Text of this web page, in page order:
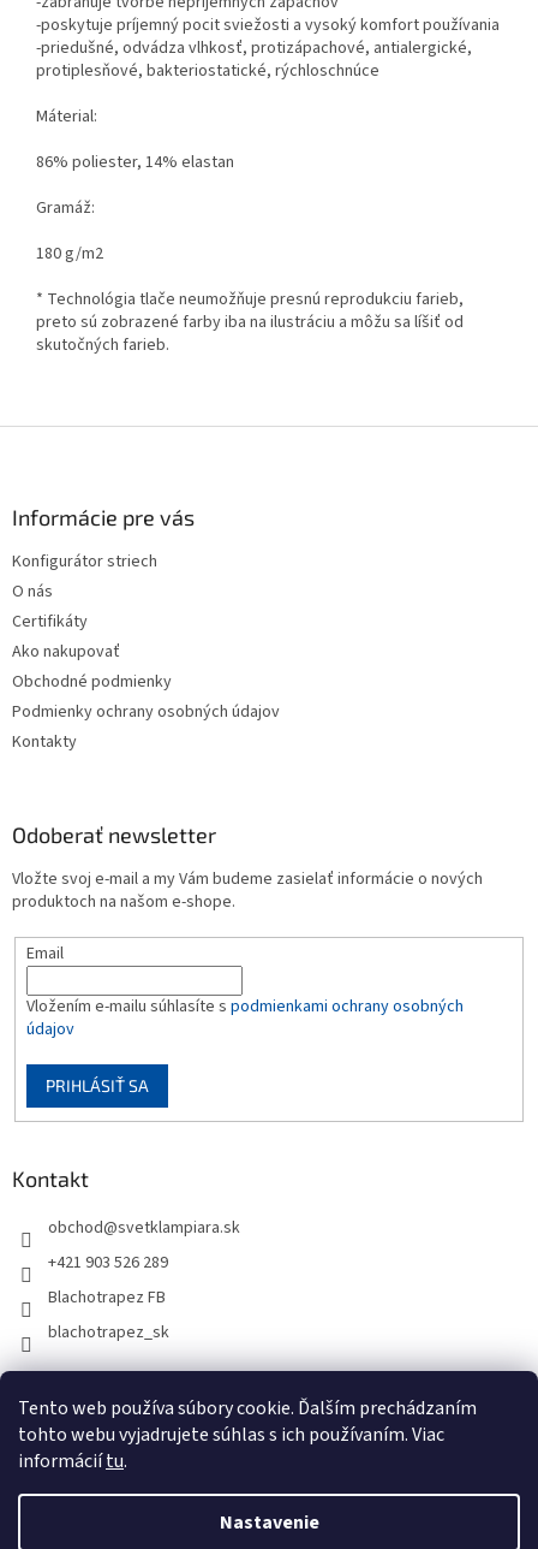
Tento web používa súbory cookie. Ďalším prechádzaním
tohto webu vyjadrujete súhlas s ich používaním. Viac
informáciítu.
Nastavenie
-poskytuje príjemný pocit sviežosti a vysoký komfort používania
-priedušné, odvádza vlhkosť, protizápachové, antialergické,
protiplesňové, bakteriostatické, rýchloschnúce
Máterial:
86% poliester, 14% elastan
Gramáž:
180 g/m2
* Technológia tlače neumožňuje presnú reprodukciu farieb,
preto sú zobrazené farby iba na ilustráciu a môžu sa líšiť od
skutočných farieb.
Informácie pre vás
Konfigurátor striech
O nás
Certifikáty
Ako nakupovať
Obchodné podmienky
Podmienky ochrany osobných údajov
Kontakty
Odoberať newsletter
Vložte svoj e-mail a my Vám budeme zasielať informácie o nových
produktoch na našom e-shope.
Email
Vložením e-mailu súhlasíte s podmienkami ochrany osobných
údajov
PRIHLÁSIŤ SA
Kontakt
obchod@svetklampiara.sk
+421 903 526 289
Blachotrapez FB
blachotrapez_sk
Vytvoril Shoptet